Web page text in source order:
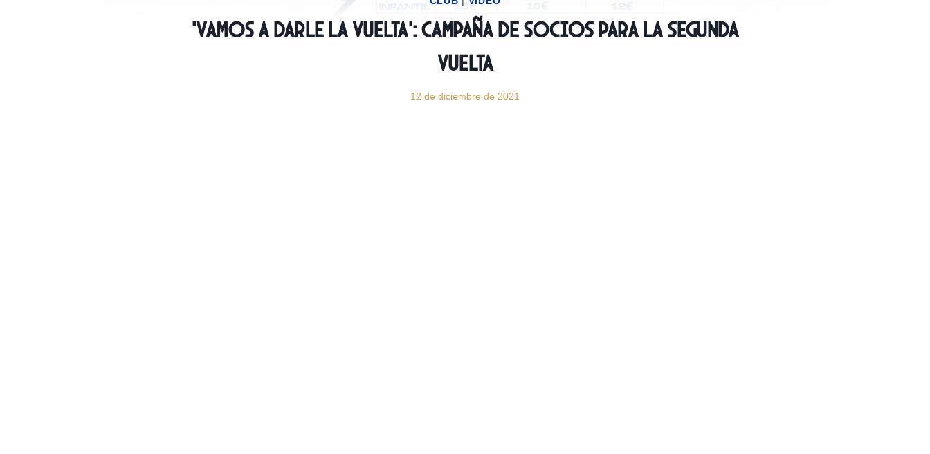
‘Vamos a Darle la Vuelta’: Campaña de Socios para la Segunda
Vuelta
12 de diciembre de 2021